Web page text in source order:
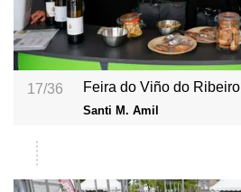
17/36 Feira do Viño do Ribeiro
Santi M. Amil